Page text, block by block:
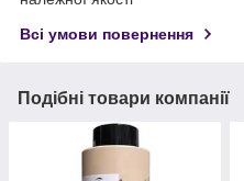
Всі умови повернення
Подібні товари компанії